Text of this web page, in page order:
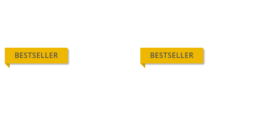
BESTSELLER BESTSELLER